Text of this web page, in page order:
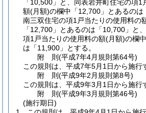
「10,500」と、同表岩井町住宅の項
額(月額)の欄中「12,700」とあるの
南三双住宅の項1戸当たりの使用料の
「12,700」とあるのは「10,700」と
項1戸当たりの使用料の額(月額)の欄
は「11,900」とする。
附 則(平成7年4月規則第64号)
この規則は、平成7年5月1日から施行
附 則(平成9年2月規則第8号)
この規則は、平成9年3月1日から施行
附 則(平成9年3月規則第46号)
(施行期日)